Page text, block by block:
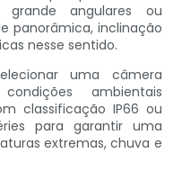
grande angulares ou
panorâmica, inclinação
nesse sentido.
uma câmera
ambientais
classificação IP66 ou
para garantir uma
extremas, chuva e